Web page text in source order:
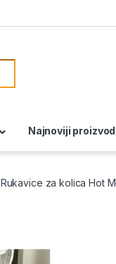
Najnoviji
Rukavice za kolica Hot